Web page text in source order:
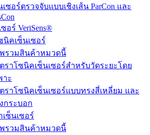
เซอร์ตรวจจับแบบเชิงเส้น ParCon และ
อร์ VeriSens®
นิคเซ็นเซอร์
รวมสินค้าหมวดนี้
ราโซนิคเซ็นเซอร์สำหรับวัดระยะโดย
าะ
ราโซนิคเซ็นเซอร์แบบทรงสี่เหลี่ยม และ
กระบอก
ซ็นเซอร์
รวมสินค้าหมวดนี้